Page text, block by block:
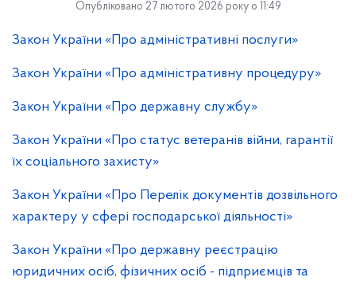
Опубліковано 27 лютого 2026 року о 11:49
Закон України «Про адміністративні послуги»
Закон України «Про адміністративну процедуру»
Закон України «Про державну службу»
Закон України «Про статус ветеранів війни, гарантії
їх соціального захисту»
Закон України «Про Перелік документів дозвільного
характеру у сфері господарської діяльності»
Закон України «Про державну реєстрацію
юридичних осіб, фізичних осіб - підприємців та